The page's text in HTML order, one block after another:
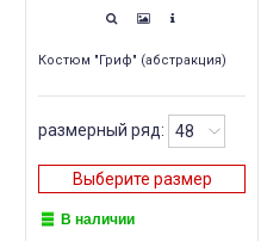
Костюм "Гриф" (абстракция)
размерный ряд:
Выберите размер
В наличии